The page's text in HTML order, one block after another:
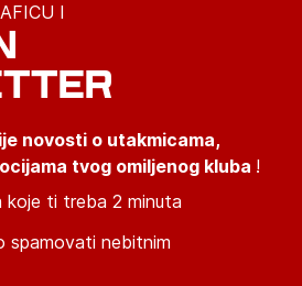
I
novosti o utakmicama,
tvog omiljenog kluba !
koje ti treba 2 minuta
spamovati nebitnim